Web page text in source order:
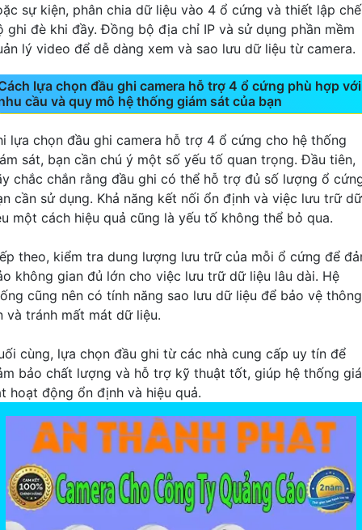
sự kiện, phân chia dữ liệu vào 4 ổ cứng và thiết lập chế
ghi đè khi đầy. Đồng bộ địa chỉ IP và sử dụng phần mềm
lý video để dễ dàng xem và sao lưu dữ liệu từ camera.
lựa chọn đầu ghi camera hỗ trợ 4 ổ cứng phù hợp với
cầu và quy mô hệ thống giám sát của bạn
lựa chọn đầu ghi camera hỗ trợ 4 ổ cứng cho hệ thống
sát, bạn cần chú ý một số yếu tố quan trọng. Đầu tiên,
chắc chắn rằng đầu ghi có thể hỗ trợ đủ số lượng ổ
cần sử dụng. Khả năng kết nối ổn định và việc lưu trữ dữ
một cách hiệu quả cũng là yếu tố không thể bỏ qua.
theo, kiểm tra dung lượng lưu trữ của mỗi ổ cứng để
không gian đủ lớn cho việc lưu trữ dữ liệu lâu dài. Hệ
cũng nên có tính năng sao lưu dữ liệu để bảo vệ thông
và tránh mất mát dữ liệu.
cùng, lựa chọn đầu ghi từ các nhà cung cấp uy tín để
bảo chất lượng và hỗ trợ kỹ thuật tốt, giúp hệ thống
hoạt động ổn định và hiệu quả.